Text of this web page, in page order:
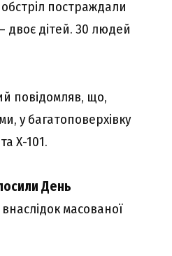
постраждали
дітей. 30 людей
повідомляв, що,
у багатоповерхівку
Х-101.
День
масованої